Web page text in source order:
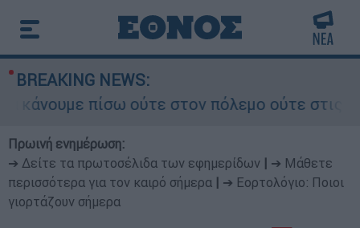
BREAKING NEWS:
πίσω ούτε στον πόλεμο ούτε στις
Πρωινή ενημέρωση:
➔ Δείτε τα πρωτοσέλιδα των εφημερίδων
➔ Μάθετε
περισσότερα για τον καιρό σήμερα
➔ Εορτολόγιο: Ποιοι
γιορτάζουν σήμερα